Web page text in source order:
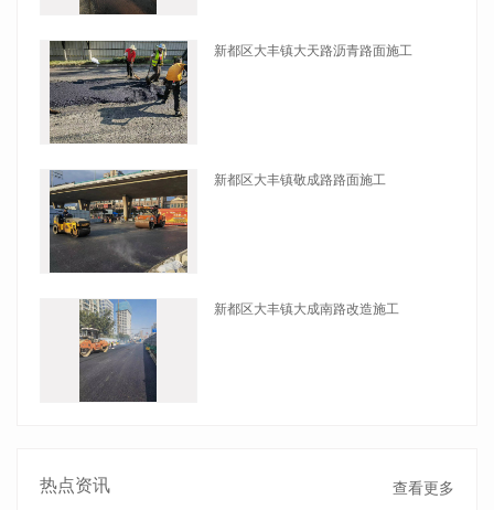
新都区大丰镇大天路沥青路面施工
新都区大丰镇敬成路路面施工
新都区大丰镇大成南路改造施工
热点资讯 查看更多